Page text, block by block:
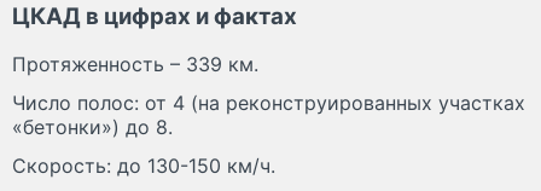
ЦКАД в цифрах и фактах
Протяженность – 339 км.
Число полос: от 4 (на реконструированных участках
«бетонки») до 8.
Скорость: до 130-150 км/ч.